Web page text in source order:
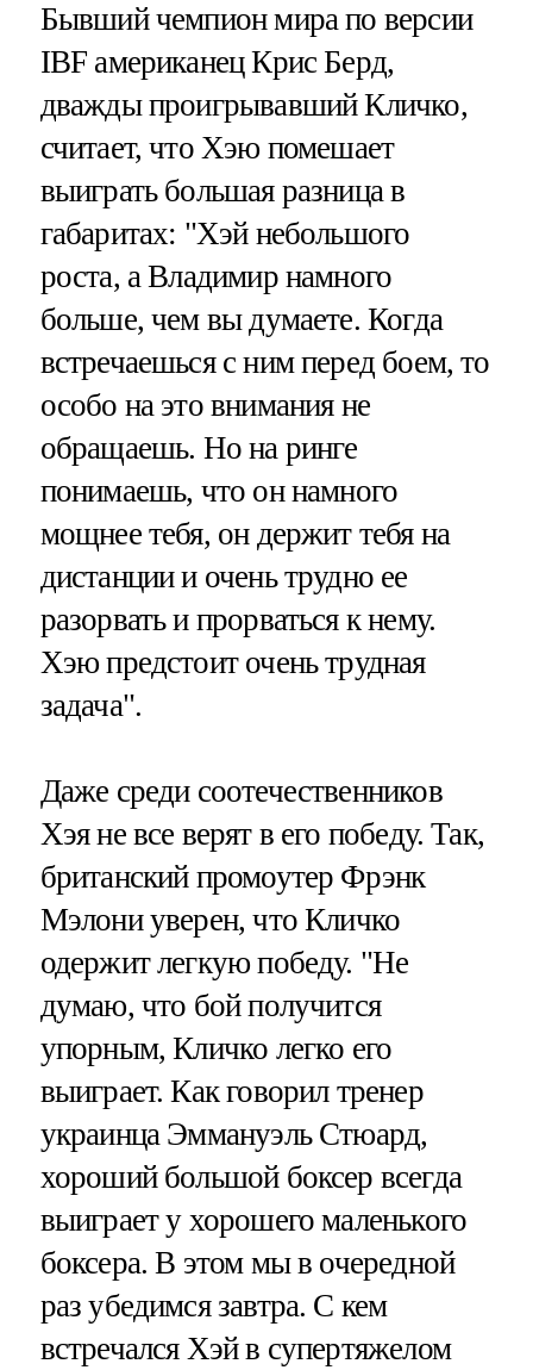
Бывший чемпион мира по версии
IBF американец Крис Берд,
дважды проигрывавший Кличко,
считает, что Хэю помешает
выиграть большая разница в
габаритах: "Хэй небольшого
роста, а Владимир намного
больше, чем вы думаете. Когда
встречаешься с ним перед боем, то
особо на это внимания не
обращаешь. Но на ринге
понимаешь, что он намного
мощнее тебя, он держит тебя на
дистанции и очень трудно ее
разорвать и прорваться к нему.
Хэю предстоит очень трудная
задача".
Даже среди соотечественников
Хэя не все верят в его победу. Так,
британский промоутер Фрэнк
Мэлони уверен, что Кличко
одержит легкую победу. "Не
думаю, что бой получится
упорным, Кличко легко его
выиграет. Как говорил тренер
украинца Эммануэль Стюард,
хороший большой боксер всегда
выиграет у хорошего маленького
боксера. В этом мы в очередной
раз убедимся завтра. С кем
встречался Хэй в супертяжелом